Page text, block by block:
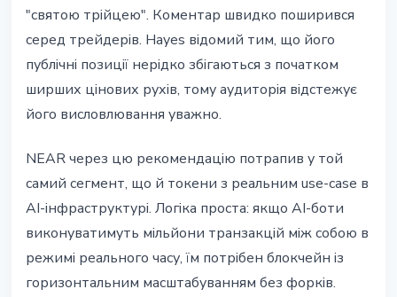
"святою трійцею". Коментар швидко поширився
серед трейдерів. Hayes відомий тим, що його
публічні позиції нерідко збігаються з початком
ширших цінових рухів, тому аудиторія відстежує
його висловлювання уважно.
NEAR через цю рекомендацію потрапив у той
самий сегмент, що й токени з реальним use-case в
AI-інфраструктурі. Логіка проста: якщо AI-боти
виконуватимуть мільйони транзакцій між собою в
режимі реального часу, їм потрібен блокчейн із
горизонтальним масштабуванням без форків.